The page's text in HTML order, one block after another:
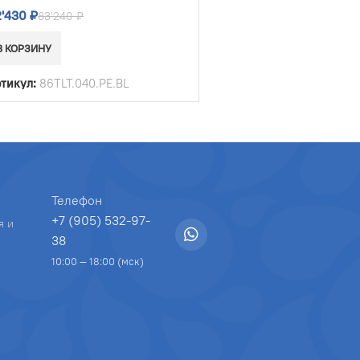
₽83'240₽
КОРЗИНУ
86TLT.040.PE.BL
и
Телефон
+7 (905) 532-97-
38
10:00 — 18:00 (мск)